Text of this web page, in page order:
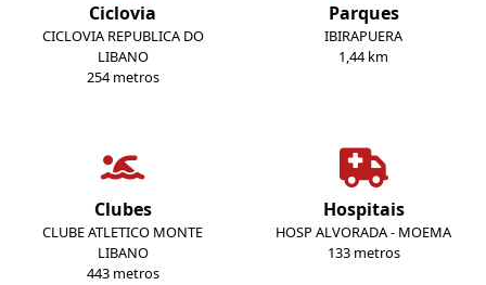
Ciclovia
CICLOVIA REPUBLICA DO
LIBANO
254 metros
Parques
IBIRAPUERA
1,44 km
Clubes
CLUBE ATLETICO MONTE
LIBANO
443 metros
Hospitais
HOSP ALVORADA - MOEMA
133 metros